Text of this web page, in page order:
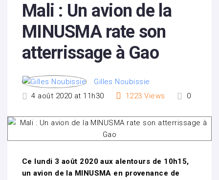
Mali : Un avion de la
MINUSMA rate son
atterrissage à Gao
Gilles Noubissie
4 août 2020 at 11h30
1223 Views 0
Ce lundi 3 août 2020 aux alentours de 10h15,
un avion de la MINUSMA en provenance de